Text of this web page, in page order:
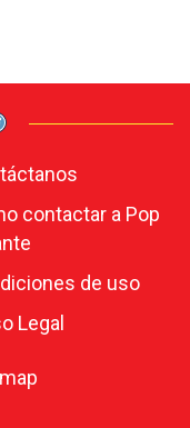
contactar a Pop
de uso
Legal